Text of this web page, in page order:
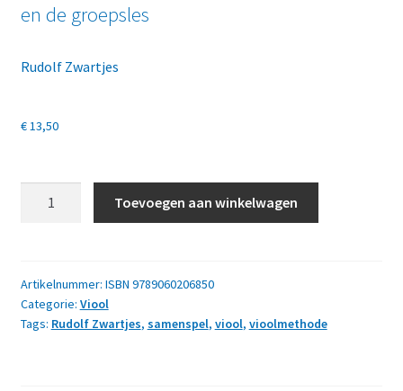
en de groepsles
Rudolf Zwartjes
€13,50
1
aantal
Toevoegen aan winkelwagen
Artikelnummer: ISBN 9789060206850
Categorie: Viool
Tags: Rudolf Zwartjes, samenspel, viool, vioolmethode